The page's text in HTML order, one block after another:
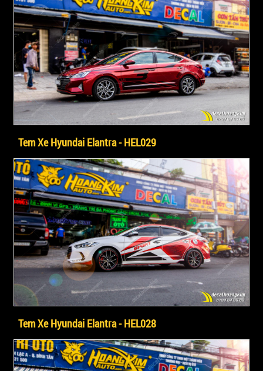
Tem Xe Hyundai Elantra - HEL029
Tem Xe Hyundai Elantra - HEL028